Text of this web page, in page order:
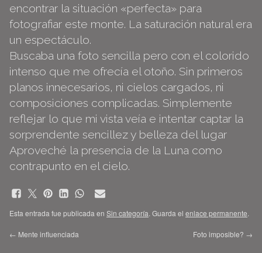
encontrar la situación «perfecta» para
fotografiar este monte. La saturación natural era
un espectáculo.
Buscaba una foto sencilla pero con el colorido
intenso que me ofrecía el otoño. Sin primeros
planos innecesarios, ni cielos cargados, ni
composiciones complicadas. Simplemente
reflejar lo que mi vista veía e intentar captar la
sorprendente sencillez y belleza del lugar
Aproveché la presencia de la Luna como
contrapunto en el cielo.
Esta entrada fue publicada en Sin categoría. Guarda el enlace permanente.
← Mente influenciada Foto imposible? →